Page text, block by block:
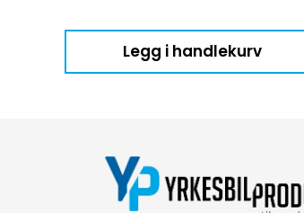
Legg i handlekurv